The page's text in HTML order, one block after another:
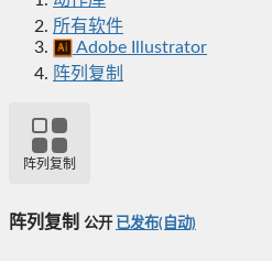
所有软件
Adobe Illustrator
阵列复制
阵列复制
阵列复制 公开 已发布(自动)